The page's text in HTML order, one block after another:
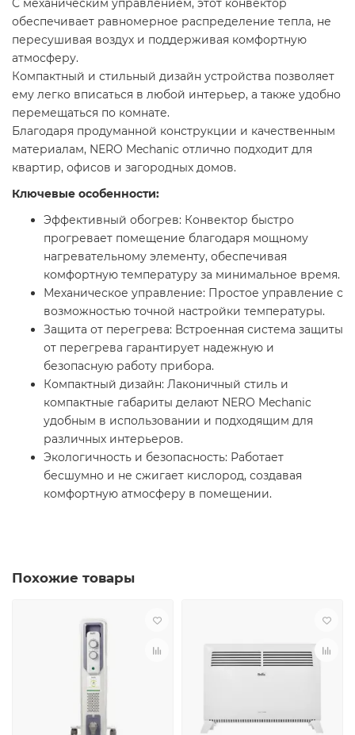
С механическим управлением, этот конвектор
обеспечивает равномерное распределение тепла, не
пересушивая воздух и поддерживая комфортную
атмосферу.
Компактный и стильный дизайн устройства позволяет
ему легко вписаться в любой интерьер, а также удобно
перемещаться по комнате.
Благодаря продуманной конструкции и качественным
материалам, NERO Mechanic отлично подходит для
квартир, офисов и загородных домов.
Ключевые особенности:
Эффективный обогрев: Конвектор быстро
прогревает помещение благодаря мощному
нагревательному элементу, обеспечивая
комфортную температуру за минимальное время.
Механическое управление: Простое управление с
возможностью точной настройки температуры.
Защита от перегрева: Встроенная система защиты
от перегрева гарантирует надежную и
безопасную работу прибора.
Компактный дизайн: Лаконичный стиль и
компактные габариты делают NERO Mechanic
удобным в использовании и подходящим для
различных интерьеров.
Экологичность и безопасность: Работает
бесшумно и не сжигает кислород, создавая
комфортную атмосферу в помещении.
Похожие товары